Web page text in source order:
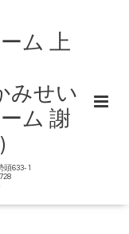
ム 上
みせい
ム 謝
633-1